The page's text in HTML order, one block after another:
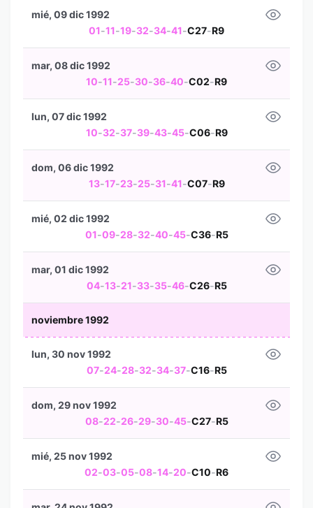
01-11-19-32-34-41-C27-R9
mié, 09 dic 1992
10-11-25-30-36-40-C02-R9
mar, 08 dic 1992
10-32-37-39-43-45-C06-R9
lun, 07 dic 1992
13-17-23-25-31-41-C07-R9
dom, 06 dic 1992
01-09-28-32-40-45-C36-R5
mié, 02 dic 1992
04-13-21-33-35-46-C26-R5
mar, 01 dic 1992
noviembre 1992
07-24-28-32-34-37-C16-R5
lun, 30 nov 1992
08-22-26-29-30-45-C27-R5
dom, 29 nov 1992
02-03-05-08-14-20-C10-R6
mié, 25 nov 1992